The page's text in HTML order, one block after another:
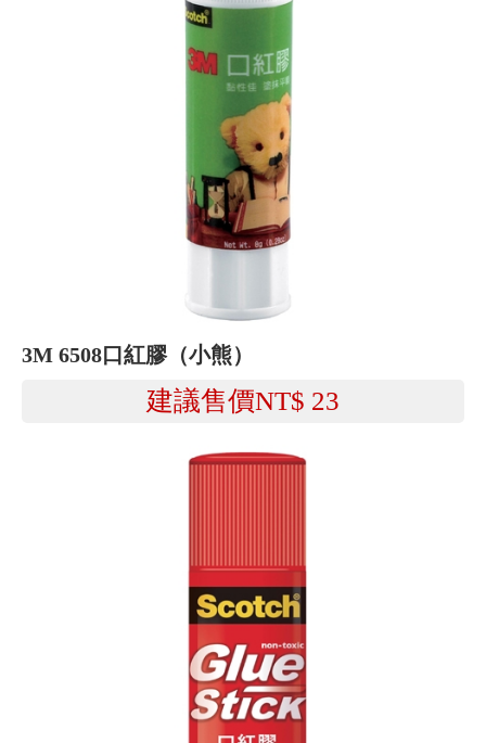
3M 6508口紅膠（小熊）
建議售價NT$ 23